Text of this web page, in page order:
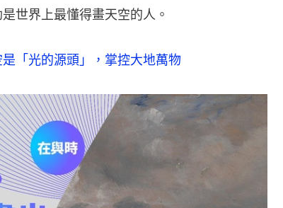
世界上最懂得畫天空的人。
「光的源頭」，掌控大地萬物